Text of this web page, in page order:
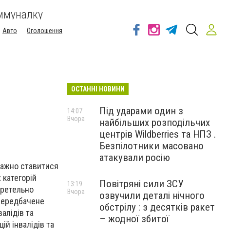
Авто
Оголошення
ставитися
та
інвалідів та
ОСТАННІ НОВИНИ
Під ударами один з
найбільших розподільчих
центрів Wildberries та НПЗ .
Безпілотники масовано
атакували росію
14:07
Вчора
Повітряні сили ЗСУ
озвучили деталі нічного
обстрілу : з десятків ракет
– жодної збитої
13:19
Вчора